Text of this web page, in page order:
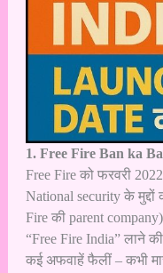
1. Free Fire Ban ka
Free Fire को फरवरी
National security के
Fire की parent
“Free Fire India” लाने
कई अफवाहें फैलीं – कभी